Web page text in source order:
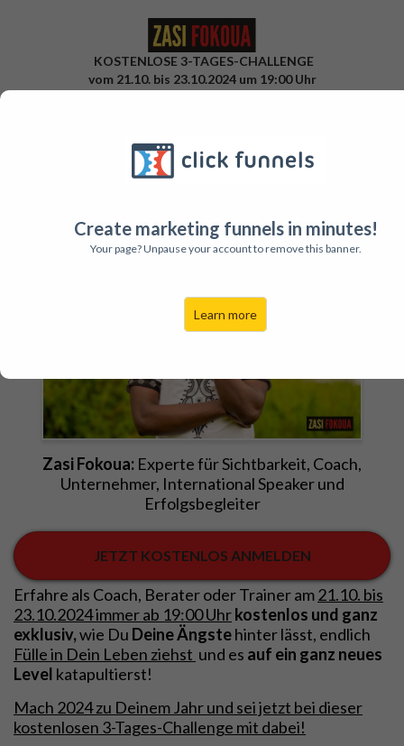
Create marketing funnels in minutes!
Your page? Unpause your account to remove this banner.
Learn more
KOSTENLOSE 3-TAGES-CHALLENGE
vom 21.10. bis 23.10.2024 um 19:00 Uhr
Unlocking Prosperity
Zasi Fokoua: Experte für Sichtbarkeit, Coach,
Unternehmer, International Speaker und
Erfolgsbegleiter
JETZT KOSTENLOS ANMELDEN
Erfahre als Coach, Berater oder Trainer am 21.10. bis
23.10.2024 immer ab 19:00 Uhrkostenlos und ganz
exklusiv,wie Du Deine Ängstehinter lässt, endlich
Fülle in Dein Leben ziehst und es auf ein ganz neues
Level katapultierst!
Mach 2024 zu Deinem Jahr und sei jetzt bei dieser
kostenlosen 3-Tages-Challenge mit dabei!